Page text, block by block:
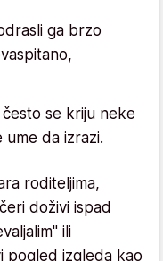
ga brzo
se kriju neke
da izrazi.
roditeljima,
doživi ispad
ili
pogled izgleda kao